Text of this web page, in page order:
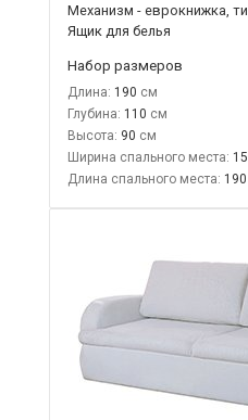
Механизм - еврокнижка,
Ящик для белья
Набор размеров
Длина: 190
Глубина: 110
Высота: 90
Ширина спального места:
Длина спального места: 190